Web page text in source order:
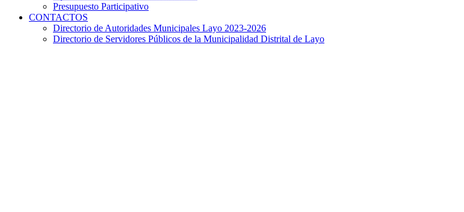
Presupuesto Participativo
CONTACTOS
Directorio de Autoridades Municipales Layo 2023-2026
Directorio de Servidores Públicos de la Municipalidad Distrital de Layo